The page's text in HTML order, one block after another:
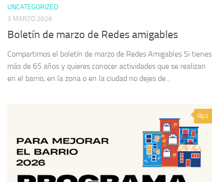
UNCATEGORIZED
3 MARZO 2026
Boletín de marzo de Redes amigables
Compartimos el boletín de marzo de Redes Amigables Si tienes
más de 65 años y quieres conocer actividades que se realizan
en el barrio, en la zona o en la ciudad no dejes de...
0